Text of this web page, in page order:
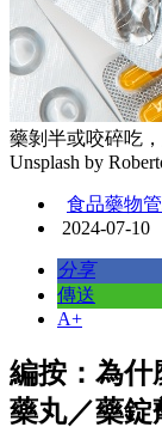
藥剝半或咬碎吃
Unsplash by
食品藥物
2024-07-10
分享
傳送
A+
編按：為什
藥丸／藥錠